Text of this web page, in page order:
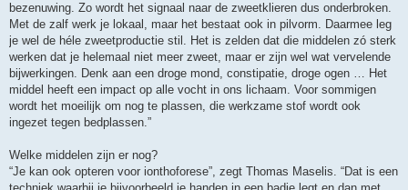
bezenuwing. Zo wordt het signaal naar de zweetklieren dus onderbroken.
Met de zalf werk je lokaal, maar het bestaat ook in pilvorm. Daarmee leg
je wel de héle zweetproductie stil. Het is zelden dat die middelen zó sterk
werken dat je helemaal niet meer zweet, maar er zijn wel wat vervelende
bijwerkingen. Denk aan een droge mond, constipatie, droge ogen … Het
middel heeft een impact op alle vocht in ons lichaam. Voor sommigen
wordt het moeilijk om nog te plassen, die werkzame stof wordt ook
ingezet tegen bedplassen.”
Welke middelen zijn er nog?
“Je kan ook opteren voor ionthoforese”, zegt Thomas Maselis. “Dat is een